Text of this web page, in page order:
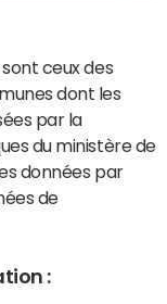
ceux des
dont les
par la
du ministère de
données par
de
: